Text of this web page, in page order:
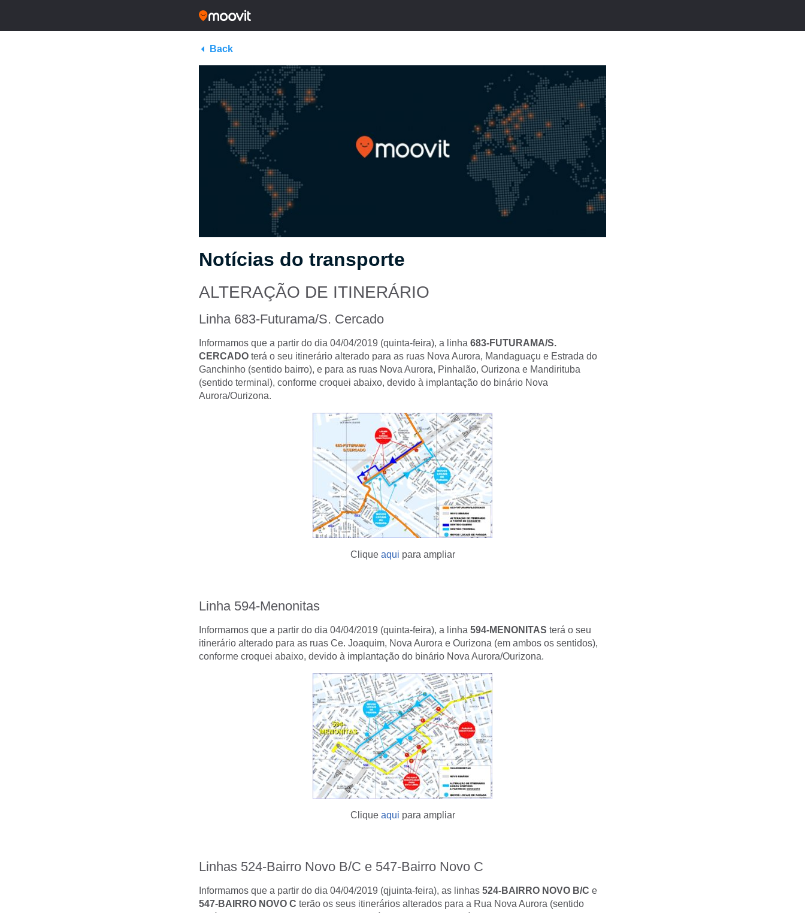
Back
Notícias do transporte
ALTERAÇÃO DE ITINERÁRIO
Linha 683-Futurama/S. Cercado
Informamos que a partir do dia 04/04/2019 (quinta-feira), a linha 683-FUTURAMA/S.
CERCADO terá o seu itinerário alterado para as ruas Nova Aurora, Mandaguaçu e Estrada do
Ganchinho (sentido bairro), e para as ruas Nova Aurora, Pinhalão, Ourizona e Mandirituba
(sentido terminal), conforme croquei abaixo, devido à implantação do binário Nova
Aurora/Ourizona.
Clique aqui para ampliar
Linha 594-Menonitas
Informamos que a partir do dia 04/04/2019 (quinta-feira), a linha 594-MENONITAS terá o seu
itinerário alterado para as ruas Ce. Joaquim, Nova Aurora e Ourizona (em ambos os sentidos),
conforme croquei abaixo, devido à implantação do binário Nova Aurora/Ourizona.
Clique aqui para ampliar
Linhas 524-Bairro Novo B/C e 547-Bairro Novo C
Informamos que a partir do dia 04/04/2019 (qjuinta-feira), as linhas 524-BAIRRO NOVO B/C e
547-BAIRRO NOVO C terão os seus itinerários alterados para a Rua Nova Aurora (sentido